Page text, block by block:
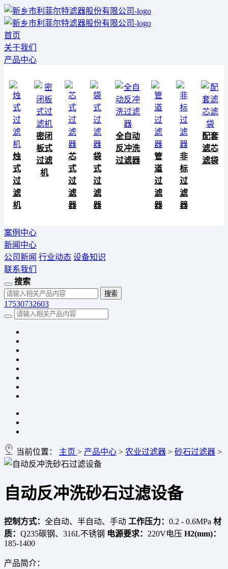
首页
关于我们
产品中心
烛
式
过
滤
机
密闭
板式
过滤
机
芯
式
过
滤
器
袋
式
过
滤
器
全自动
反冲洗
过滤器
管
道
过
滤
器
非
标
过
滤
器
配套
滤芯
滤袋
案例中心
新闻中心
公司新闻 行业动态 设备知识
联系我们
搜索
17530732603
当前位置： 主页 > 产品中心 > 农业过滤器 > 砂石过滤器 >
自动反冲洗砂石过滤设备
控制方式： 全自动、半自动、手动 工作压力： 0.2 - 0.6MPa 材
质： Q235碳钢、316L不锈钢 电源要求： 220V电压 H2(mm)：
185-1400
产品简介：